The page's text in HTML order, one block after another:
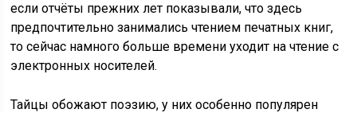
если отчёты прежних лет показывали, что здесь
предпочтительно занимались чтением печатных книг,
то сейчас намного больше времени уходит на чтение с
электронных носителей.
Тайцы обожают поэзию, у них особенно популярен